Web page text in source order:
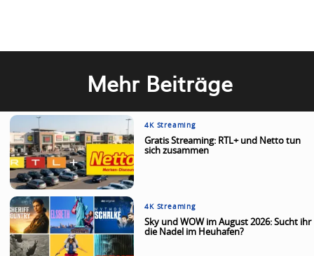
Mehr Beiträge
4K Streaming
Gratis Streaming: RTL+ und Netto tun
sich zusammen
4K Streaming
Sky und WOW im August 2026: Sucht ihr
die Nadel im Heuhafen?